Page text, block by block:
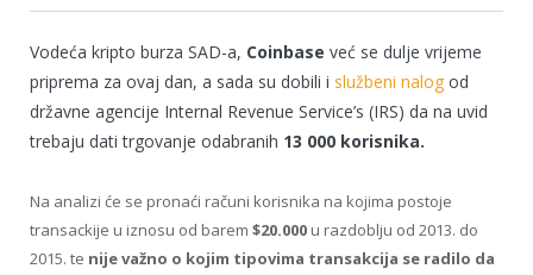
Vodeća kripto burza SAD-a, Coinbase već se dulje vrijeme
priprema za ovaj dan, a sada su dobili i službeni nalog od
državne agencije Internal Revenue Service’s (IRS) da na uvid
trebaju dati trgovanje odabranih 13 000 korisnika.
Na analizi će se pronaći računi korisnika na kojima postoje
transackije u iznosu od barem $20.000 u razdoblju od 2013. do
2015. te nije važno o kojim tipovima transakcija se radilo da